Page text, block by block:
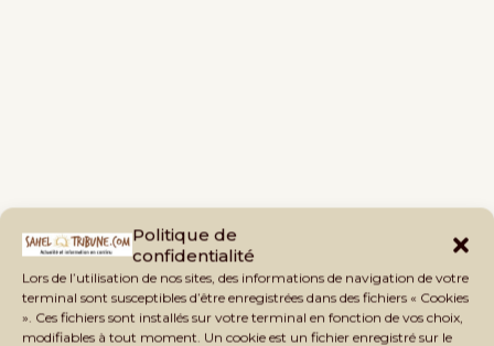
Politique de
confidentialité
Lors de l’utilisation de nos sites, des informations de navigation de votre
terminal sont susceptibles d’être enregistrées dans des fichiers « Cookies
». Ces fichiers sont installés sur votre terminal en fonction de vos choix,
modifiables à tout moment. Un cookie est un fichier enregistré sur le
previous post
Après l’interdiction de son sit-in, besoin pour le SYLEEPMA d’être
stratège